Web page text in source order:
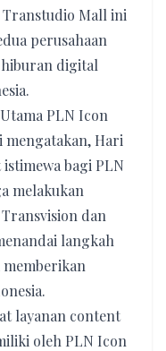
Mall ini
perusahaan
digital
PLN Icon
mengatakan, Hari
bagi PLN
melakukan
dan
langkah
layanan content
oleh PLN Icon